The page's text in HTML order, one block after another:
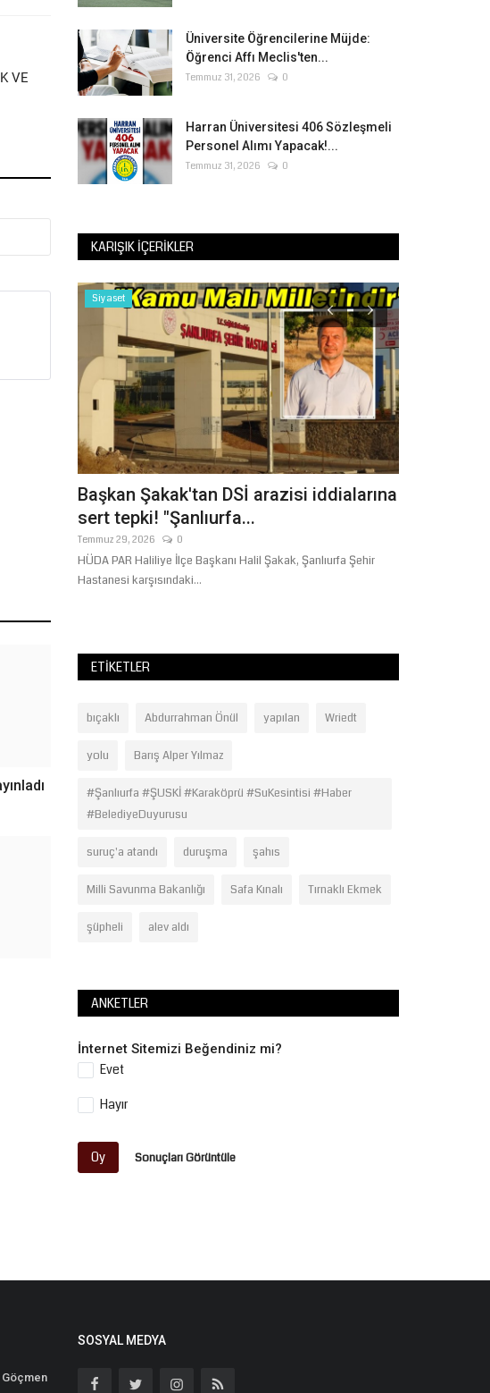
VE
Üniversite Öğrencilerine Müjde:
Öğrenci Affı Meclis'ten...
Temmuz 31, 2026 0
Harran Üniversitesi 406 Sözleşmeli
Personel Alımı Yapacak!...
Temmuz 31, 2026 0
KARIŞIK İÇERIKLER
Siyaset
Başkan Şakak'tan DSİ arazisi iddialarına
sert tepki! "Şanlıurfa...
Temmuz 29, 2026 0
HÜDA PAR Haliliye İlçe Başkanı Halil Şakak, Şanlıurfa Şehir
Hastanesi karşısındaki...
ETIKETLER
bıçaklı Abdurrahman Önül yapılan Wriedt
yolu Barış Alper Yılmaz
#Şanlıurfa #ŞUSKİ #Karaköprü #SuKesintisi #Haber
#BelediyeDuyurusu
suruç'a atandı duruşma şahıs
Milli Savunma Bakanlığı Safa Kınalı Tırnaklı Ekmek
şüpheli alev aldı
ANKETLER
İnternet Sitemizi Beğendiniz mi?
Evet
Hayır
Oy Sonuçları Görüntüle
Göçmen
SOSYAL MEDYA